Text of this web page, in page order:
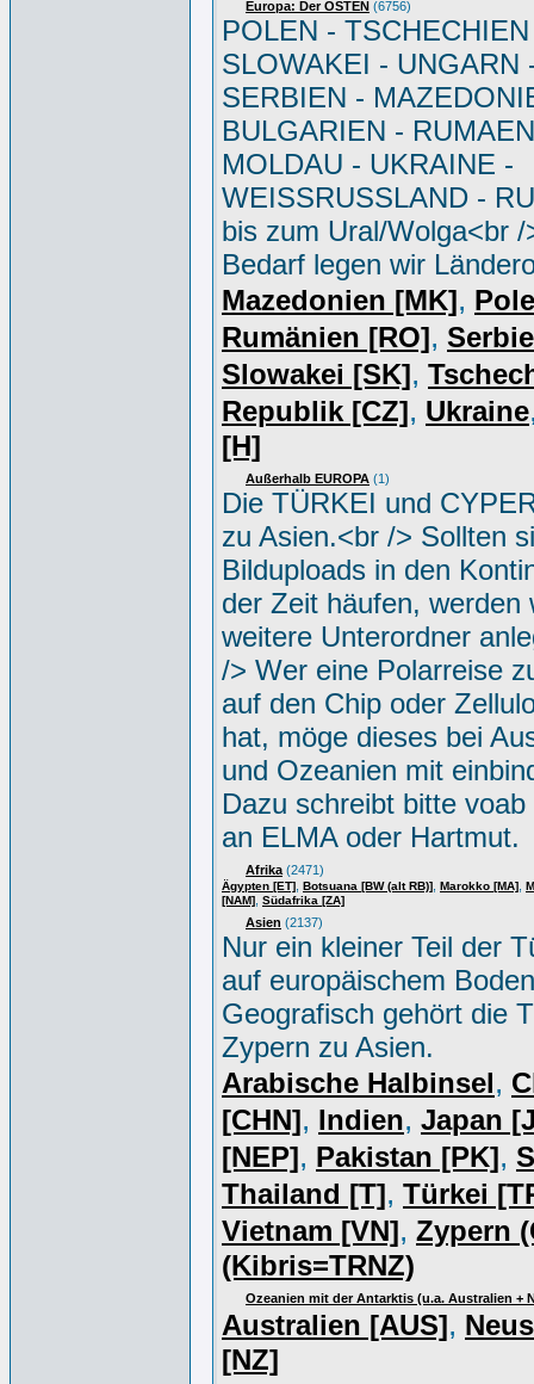
Europa: Der OSTEN (6756)
POLEN -
SLOWAKEI - UNGARN
SERBIEN -
BULGARIEN -
MOLDAU - UKRAINE -
WEISSRUSSLAND -
bis zum Ural/Wolga<br /
Bedarf legen wir
Mazedonien [MK],
Rumänien [RO],
Slowakei [SK],
Republik [CZ], Ukraine
[H]
Außerhalb EUROPA (1)
Die TÜRKEI und
zu Asien.<br /> Sollten
Bilduploads in den
der Zeit häufen, werden
weitere Unterordner
/> Wer eine Polarreise
auf den Chip oder
hat, möge dieses bei
und Ozeanien mit
Dazu schreibt bitte
an ELMA oder Hartmut.
Afrika (2471)
Ägypten [ET] Botsuana [BW (alt RB)] Marokko [MA]
[NAM] Südafrika [ZA]
Asien (2137)
Nur ein kleiner Teil der
auf europäischem
Geografisch gehört die
Zypern zu Asien.
Arabische Halbinsel,
[CHN], Indien, Japan
[NEP], Pakistan [PK],
Thailand [T], Türkei
Vietnam [VN], Zypern
(Kibris=TRNZ)
Ozeanien mit der Antarktis (u.a. Australien +
Australien [AUS],
[NZ]